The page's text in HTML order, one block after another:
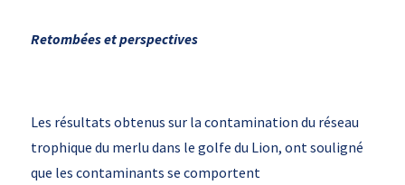
Retombées et perspectives
Les résultats obtenus sur la contamination du réseau
trophique du merlu dans le golfe du Lion, ont souligné
que les contaminants se comportent